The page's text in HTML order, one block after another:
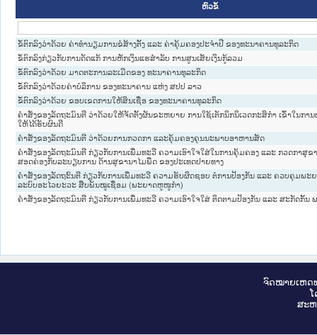
ຫົວຂໍ້
ຂໍ້ຕົກລົງວ່າດ້ວຍ ຄ່າທໍານຽມການຂໍສ້າງຕັ້ງ ແລະ ຄ່າຄຸ້ມຄອງປະຈໍາປີ ຂອງທະນາຄານທຸລະກິດ
ຂໍ້ຕົກລົງກ່ຽວກັບການດັດແກ້ ການຫັກເງິນແຮສໍາລັບ ການສູນເສັຍເງິນກູ້ລວມ
ຂໍ້ຕົກລົງວ່າດ້ວຍ ມາດຕະການລະເມີດຂອງ ທະນາຄານທຸລະກິດ
ຂໍ້ຕົກລົງວ່າດ້ວຍຄ່າບໍລິການ ຂອງທະນາຄານ ແຫ່ງ ສປປ ລາວ
ຂໍ້ຕົກລົງວ່າດ້ວຍ ຂອບເຂດການໃຫ້ສິນເຊື່ອ ຂອງທະນາຄານທຸລະກິດ
ຄໍາສັ່ງຂອງລັດຖະມົນຕີ ວ່າດ້ວຍໃຫ້ຈັດຕັ້ງຜັນຂະຫຍາຍ ການໃຊ້ເຕັກນິກນິເວດກະສິກໍາ ເຂົ້າໃນກາ
ໃຫ້ໄດ້ຮັບຜົນດີ
ຄໍາສັ່ງຂອງລັດຖະມົນຕີ ວ່າດ້ວຍການກວດກາ ແລະຄຸ້ມຄອງຄຸນນະພາບອາຫານສັດ
ຄໍາສັ່ງຂອງລັດຖະມົນຕີ ກ່ຽວກັບການເພີ່ມທະວີ ຄວາມເອົາໃຈໃສ່ໃນການຄຸ້ມຄອງ ແລະ ກວດກາສຸຂ
ສອດຄ່ອງກັບລະບຽບການ ດ້ານສຸຂານາໄມພືດ ຂອງປະເທດປາຍທາງ
ຄໍາສັ່ງຂອງລັດຖະົນຕີ ກ່ຽວກັບການເພີ່ມທະວີ ຄວາມຮັບຜິດຊອບ ຕໍ່ການປ້ອງກັນ ແລະ ຄວບຄຸມພະຍ
ລະບົບອະໄວຍະວະ ສືບພັນໝູເຊື່ອມ (ພະຍາດຫູໜູກໍ່າ)
ຄໍາສັ່ງຂອງລັດຖະມົນຕີ ກ່ຽວກັບການເພີ່ມທະວີ ຄວາມເອົາໃຈໃສ່ ຕິດຕາມປ້ອງກັນ ແລະ ສະກັດກັ້ນ
ຈົດ​ໝາຍ​ເຫດ​
ສະ​ຫ